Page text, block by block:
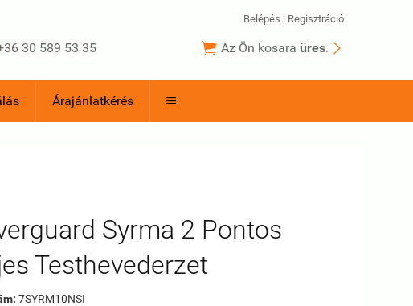
30 589 53 35  Az Ön kosara üres. 
Belépés | Regisztráció
Árajánlatkérés 
Syrma 2 Pontos
Testhevederzet
7SYRM10NSI